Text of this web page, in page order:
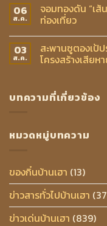
06
ส.ค.
จอมทองดัน “เส้
ท่องเที่ยว
03
ส.ค.
สะพานซูตองเป้
โครงสร้างเสียห
บทความที่เกี่ยวข้อง
หมวดหมู่บทความ
ของกิ๋นบ้านเฮา (13)
ข่าวสารทั่วไปบ้านเฮา
ข่าวเด่นบ้านเฮา (839)